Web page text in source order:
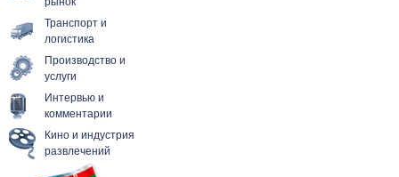
Транспорт и
логистика
Производство и
услуги
Интервью и
комментарии
Кино и индустрия
развлечений